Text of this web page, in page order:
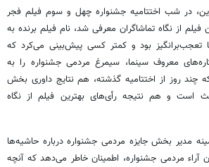
در شب اختتامیه جشنواره چهل و سوم فیلم فجر
فیلم از نگاه تماشاگران معرفی شد، نام فیلم برنده به
تعجب‌برانگیز بود و کمتر کسی پیش‌بینی می‌کرد که
معروف سینما، سیمرغ مردمی جشنواره را به
چند روز از اختتامیه گذشته، هم نتایج داوری بخش
است و هم نتیجه رأی‌های بهترین فیلم از نگاه
مدیر بخش جایزه مردمی جشنواره درباره حاشیه‌ها
مردمی جشنواره، اطمینان خاطر می‌دهد که آنچه